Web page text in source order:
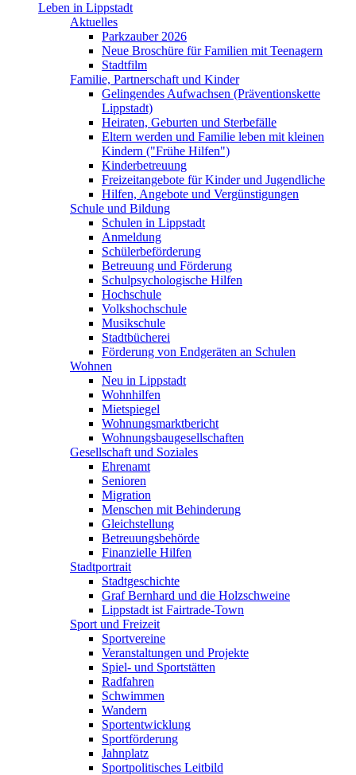
Leben in Lippstadt
Aktuelles
Parkzauber 2026
Neue Broschüre für Familien mit Teenagern
Stadtfilm
Familie, Partnerschaft und Kinder
Gelingendes Aufwachsen (Präventionskette
Lippstadt)
Heiraten, Geburten und Sterbefälle
Eltern werden und Familie leben mit kleinen
Kindern ("Frühe Hilfen")
Kinderbetreuung
Freizeitangebote für Kinder und Jugendliche
Hilfen, Angebote und Vergünstigungen
Schule und Bildung
Schulen in Lippstadt
Anmeldung
Schülerbeförderung
Betreuung und Förderung
Schulpsychologische Hilfen
Hochschule
Volkshochschule
Musikschule
Stadtbücherei
Förderung von Endgeräten an Schulen
Wohnen
Neu in Lippstadt
Wohnhilfen
Mietspiegel
Wohnungsmarktbericht
Wohnungsbaugesellschaften
Gesellschaft und Soziales
Ehrenamt
Senioren
Migration
Menschen mit Behinderung
Gleichstellung
Betreuungsbehörde
Finanzielle Hilfen
Stadtportrait
Stadtgeschichte
Graf Bernhard und die Holzschweine
Lippstadt ist Fairtrade-Town
Sport und Freizeit
Sportvereine
Veranstaltungen und Projekte
Spiel- und Sportstätten
Radfahren
Schwimmen
Wandern
Sportentwicklung
Sportförderung
Jahnplatz
Sportpolitisches Leitbild